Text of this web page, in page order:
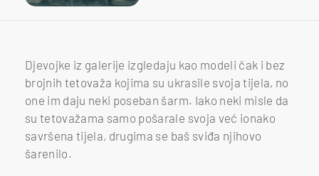
Djevojke iz galerije izgledaju kao modeli čak i bez
brojnih tetovaža kojima su ukrasile svoja tijela, no
one im daju neki poseban šarm. Iako neki misle da
su tetovažama samo pošarale svoja već ionako
savršena tijela, drugima se baš sviđa njihovo
šarenilo.